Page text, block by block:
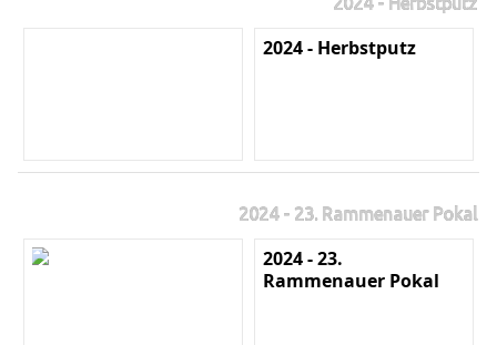
2024 - Herbstputz
2024 - 23. Rammenauer Pokal
2024 - 23.
Rammenauer Pokal